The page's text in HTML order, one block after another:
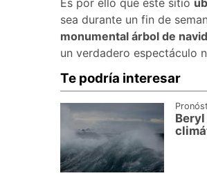
Es por ello que este sitio
sea durante un fin de
monumental árbol de
un verdadero espectáculo
Te podría interesar